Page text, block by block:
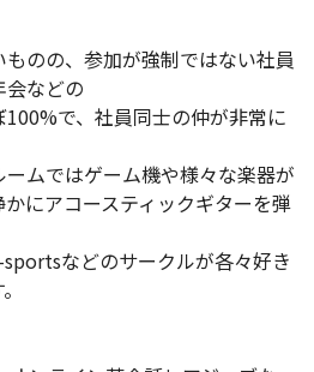
のの、参加が強制ではない社員
などの
で、社員同士の仲が非常に
ムではゲーム機や様々な楽器が
にアコースティックギターを弾
などのサークルが各々好き